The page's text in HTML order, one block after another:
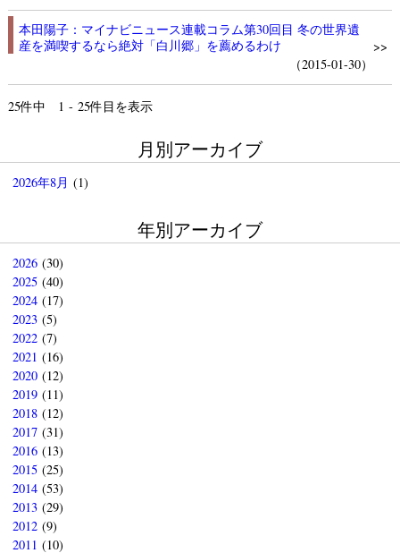
本田陽子：マイナビニュース連載コラム第30回目 冬の世界遺
産を満喫するなら絶対「白川郷」を薦めるわけ
（2015-01-30）
>>
25件中 1 - 25件目を表示
月別アーカイブ
2026年8月 (1)
年別アーカイブ
2026(30)
2025(40)
2024(17)
2023(5)
2022(7)
2021 (16)
2020(12)
2019(11)
2018(12)
2017(31)
2016(13)
2015(25)
2014(53)
2013(29)
2012(9)
2011 (10)